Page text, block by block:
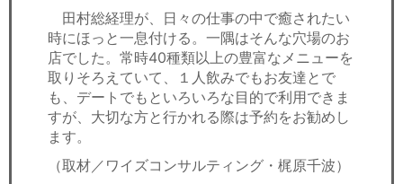
田村総経理が、日々の仕事の中で癒されたい
時にほっと一息付ける。一隅はそんな穴場のお
店でした。常時40種類以上の豊富なメニューを
取りそろえていて、１人飲みでもお友達とで
も、デートでもといろいろな目的で利用できま
すが、大切な方と行かれる際は予約をお勧めし
ます。
（取材／ワイズコンサルティング・梶原千波）